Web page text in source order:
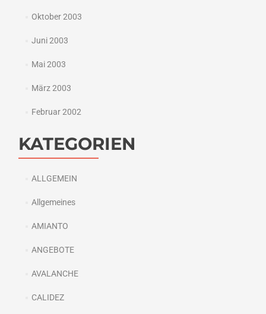
Oktober 2003
Juni 2003
Mai 2003
März 2003
Februar 2002
KATEGORIEN
ALLGEMEIN
Allgemeines
AMIANTO
ANGEBOTE
AVALANCHE
CALIDEZ